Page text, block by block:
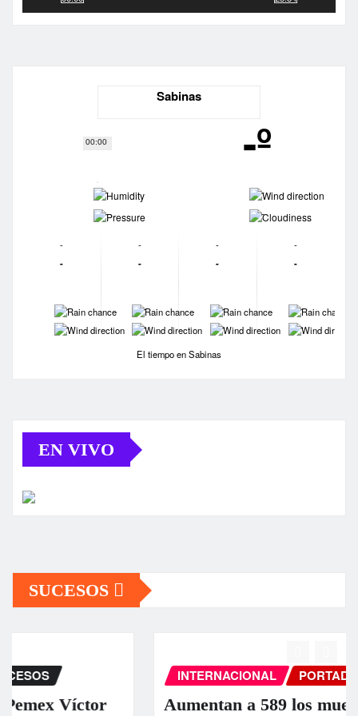
00:00
Sabinas
-º
-
-
-
-
-
-
-
-
-
-
-
-
-
-
-
-
-
-
-
-
El tiempo en Sabinas
EN VIVO
SUCESOS
INTERNACIONAL PORTADA SUCESOS
Aumentan a 589 los muertos por los